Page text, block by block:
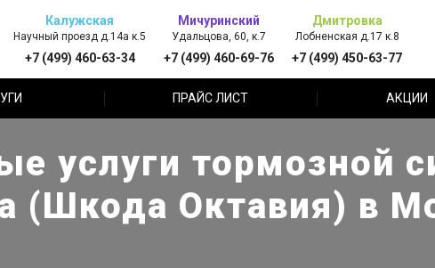
Калужская
Научный проезд д.14а к.5
+7 (499) 460-63-34
Мичуринский
Удальцова, 60, к.7
+7 (499) 460-69-76
Дмитровка
Лобненская д.17 к.8
+7 (499) 450-63-77
ПРАЙС ЛИСТ АКЦИИ
услуги тормозной
(Шкода Октавия) в